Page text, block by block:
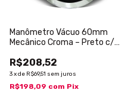
Manômetro Vácuo 60mm
Mecânico Croma – Preto c/
R$208,52
3xde R$69,51 sem juros
R$198,09 com Pix